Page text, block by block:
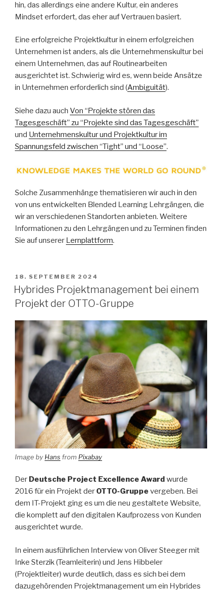
hin, das allerdings eine andere Kultur, ein anderes
Mindset erfordert, das eher auf Vertrauen basiert.
Eine erfolgreiche Projektkultur in einem erfolgreichen
Unternehmen ist anders, als die Unternehmenskultur bei
einem Unternehmen, das auf Routinearbeiten
ausgerichtet ist. Schwierig wird es, wenn beide Ansätze
in Unternehmen erforderlich sind (Ambiguität).
Siehe dazu auch Von “Projekte stören das
Tagesgeschäft” zu “Projekte sind das Tagesgeschäft”
und Unternehmenskultur und Projektkultur im
Spannungsfeld zwischen “Tight” und “Loose”.
Solche Zusammenhänge thematisieren wir auch in den
von uns entwickelten Blended Learning Lehrgängen, die
wir an verschiedenen Standorten anbieten. Weitere
Informationen zu den Lehrgängen und zu Terminen finden
Sie auf unserer Lernplattform.
VERÖFFENTLICHT
AM
18. SEPTEMBER 2024
Hybrides Projektmanagement bei einem
Projekt der OTTO-Gruppe
Image by Hans from Pixabay
Der Deutsche Project Excellence Award wurde
2016 für ein Projekt der OTTO-Gruppe vergeben. Bei
dem IT-Projekt ging es um die neu gestaltete Website,
die komplett auf den digitalen Kaufprozess von Kunden
ausgerichtet wurde.
In einem ausführlichen Interview von Oliver Steeger mit
Inke Sterzik (Teamleiterin) und Jens Hibbeler
(Projektleiter) wurde deutlich, dass es sich bei dem
dazugehörenden Projektmanagement um ein Hybrides